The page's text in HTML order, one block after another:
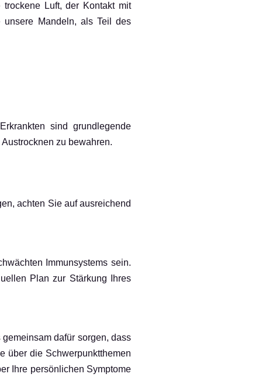
Luft, der Kontakt mit
unsere Mandeln, als Teil des
sind grundlegende
zu bewahren.
achten Sie auf ausreichend
Immunsystems sein.
Plan zur Stärkung Ihres
dafür sorgen, dass
über die Schwerpunktthemen
Ihre persönlichen Symptome